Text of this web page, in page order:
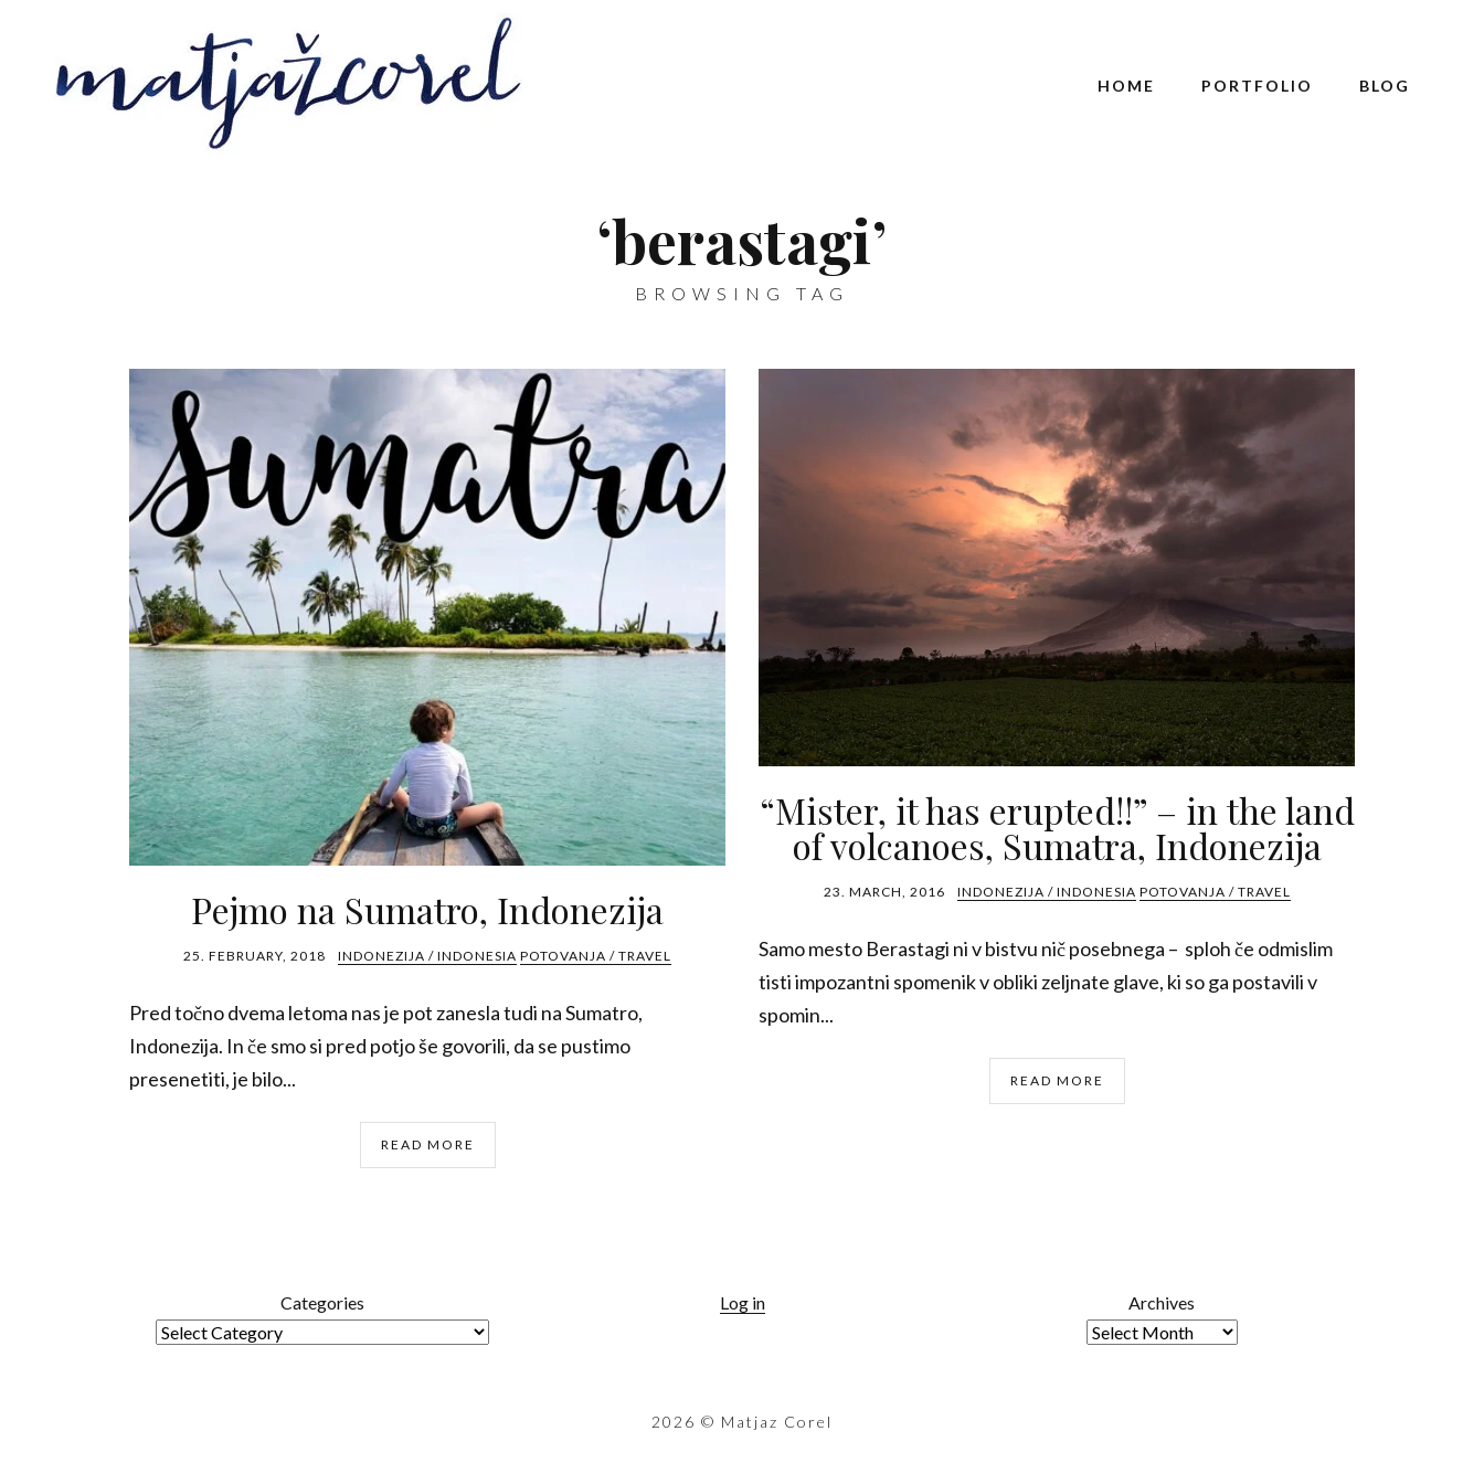
HOME PORTFOLIO BLOG
‘berastagi’
BROWSING TAG
Pejmo na Sumatro, Indonezija
25. FEBRUARY, 2018 INDONEZIJA / INDONESIA POTOVANJA / TRAVEL
Pred točno dvema letoma nas je pot zanesla tudi na Sumatro,
Indonezija. In če smo si pred potjo še govorili, da se pustimo
presenetiti, je bilo...
READ MORE
“Mister, it has erupted!!” – in the land
of volcanoes, Sumatra, Indonezija
23. MARCH, 2016 INDONEZIJA / INDONESIA POTOVANJA / TRAVEL
Samo mesto Berastagi ni v bistvu nič posebnega – sploh če odmislim
tisti impozantni spomenik v obliki zeljnate glave, ki so ga postavili v
spomin...
READ MORE
Categories Log in Archives
2026 © Matjaz Corel